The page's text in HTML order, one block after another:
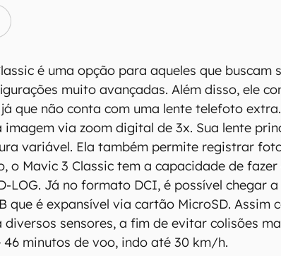
é uma opção para aqueles que buscam
muito avançadas. Além disso, ele
que não conta com uma lente telefoto
via zoom digital de 3x. Sua lente
variável. Ela também permite registrar
o Mavic 3 Classic tem a capacidade de
LOG. Já no formato DCI, é possível chegar
que é expansível via cartão MicroSD. Assim
diversos sensores, a fim de evitar colisões
46 minutos de voo, indo até 30 km/h.